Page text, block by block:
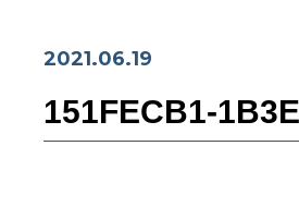
2021.06.19
151FECB1-